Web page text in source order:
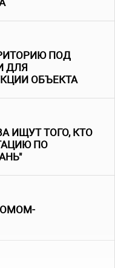
ПОД
ДЛЯ
ОБЪЕКТА
ИЩУТ ТОГО, КТО
ПО